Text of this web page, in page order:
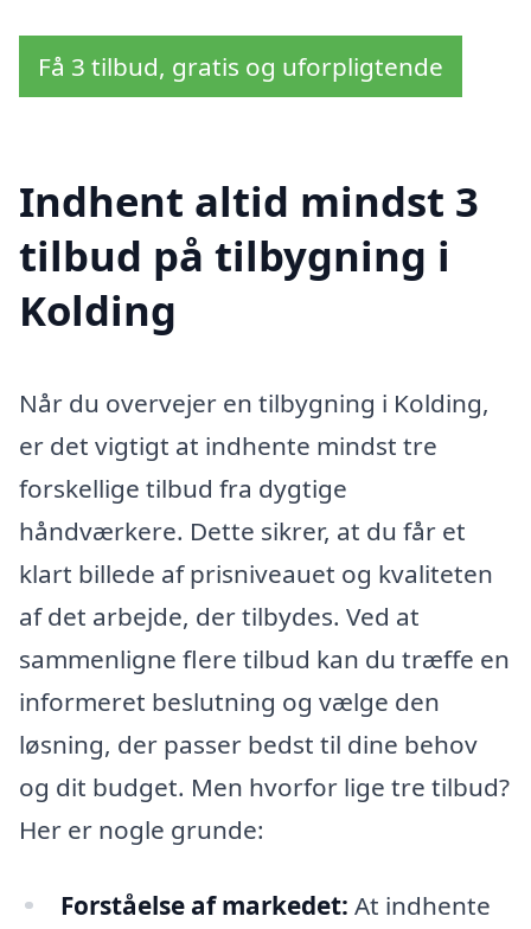
Få 3 tilbud, gratis og uforpligtende
Indhent altid mindst 3
tilbud på tilbygning i
Kolding
Når du overvejer en tilbygning i Kolding,
er det vigtigt at indhente mindst tre
forskellige tilbud fra dygtige
håndværkere. Dette sikrer, at du får et
klart billede af prisniveauet og kvaliteten
af det arbejde, der tilbydes. Ved at
sammenligne flere tilbud kan du træffe en
informeret beslutning og vælge den
løsning, der passer bedst til dine behov
og dit budget. Men hvorfor lige tre tilbud?
Her er nogle grunde:
Forståelse af markedet: At indhente